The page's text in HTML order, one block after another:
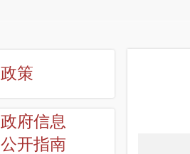
政策
政府信息
公开指南